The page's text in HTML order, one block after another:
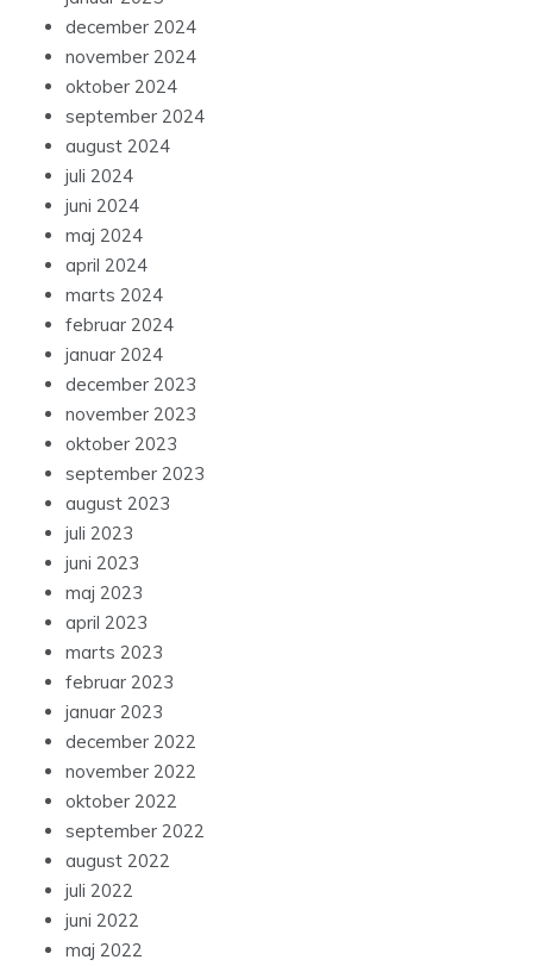
december 2024
november 2024
oktober 2024
september 2024
august 2024
juli 2024
juni 2024
maj 2024
april 2024
marts 2024
februar 2024
januar 2024
december 2023
november 2023
oktober 2023
september 2023
august 2023
juli 2023
juni 2023
maj 2023
april 2023
marts 2023
februar 2023
januar 2023
december 2022
november 2022
oktober 2022
september 2022
august 2022
juli 2022
juni 2022
maj 2022